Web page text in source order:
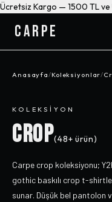
Ücretsiz Kargo — 1500 TL ve
CARPE
Anasayfa/Koleksiyonlar/
KOLEKSIYON
CROP(48+ ürün)
Carpe crop koleksiyonu;
gothic baskılı crop t-
sunar. Düşük bel pantolon